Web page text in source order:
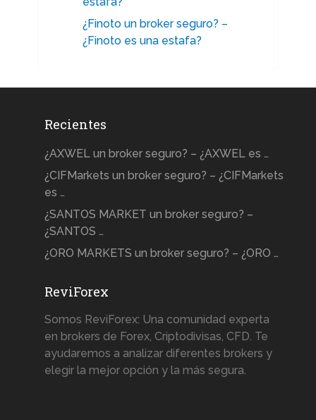
¿Finoto un broker seguro? –
¿Finoto es una estafa?
Recientes
¿AXWEL un broker seguro? – ¿AXWEL es …
¿CIFMarkets un broker seguro? – ¿CIFMarkets
es …
¿SANTOS MARKET un broker seguro? –
¿SANTOS …
¿ORO MARKETS un broker seguro? – ¿ORO …
ReviForex
Somos ReviForex: Una comunidad experta
en brokers de Forex, Criptodivisas, CFD. Te
ayudaremos a analizar diferentes brokers y
elegir la mejor opción y la más segura.